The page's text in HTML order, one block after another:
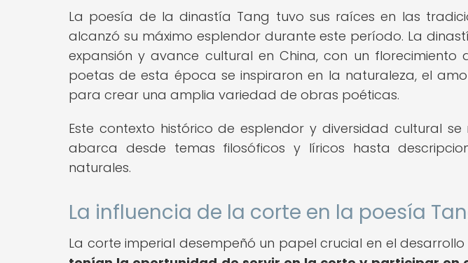
La poesía de la dinastía Tang tuvo sus raíces en las
alcanzó su máximo esplendor durante este período. La
expansión y avance cultural en China, con un
poetas de esta época se inspiraron en la naturaleza, el
para crear una amplia variedad de obras poéticas.
Este contexto histórico de esplendor y diversidad cultural
abarca desde temas filosóficos y líricos hasta
naturales.
La influencia de la corte en la poesía
La corte imperial desempeñó un papel crucial en el